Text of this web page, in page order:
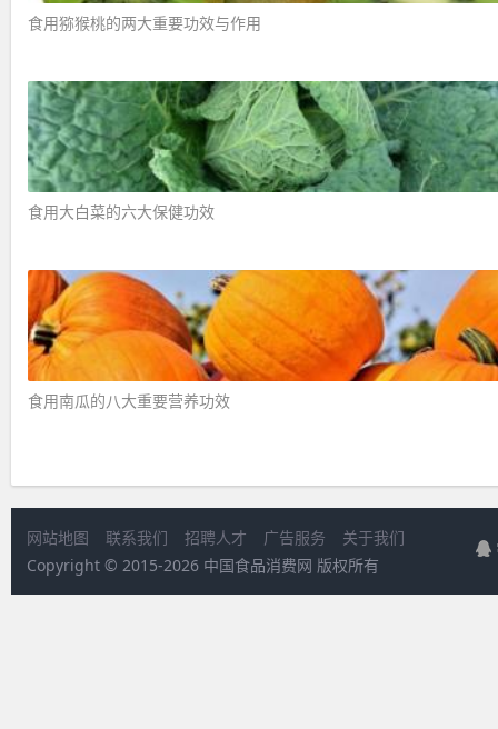
食用猕猴桃的两大重要功效与作用 ​
食用大白菜的六大保健功效 ​
食用南瓜的八大重要营养功效 ​
网站地图 联系我们 招聘人才 广告服务
关于我们
Copyright © 2015-2026 中国食品消费网 版权所有